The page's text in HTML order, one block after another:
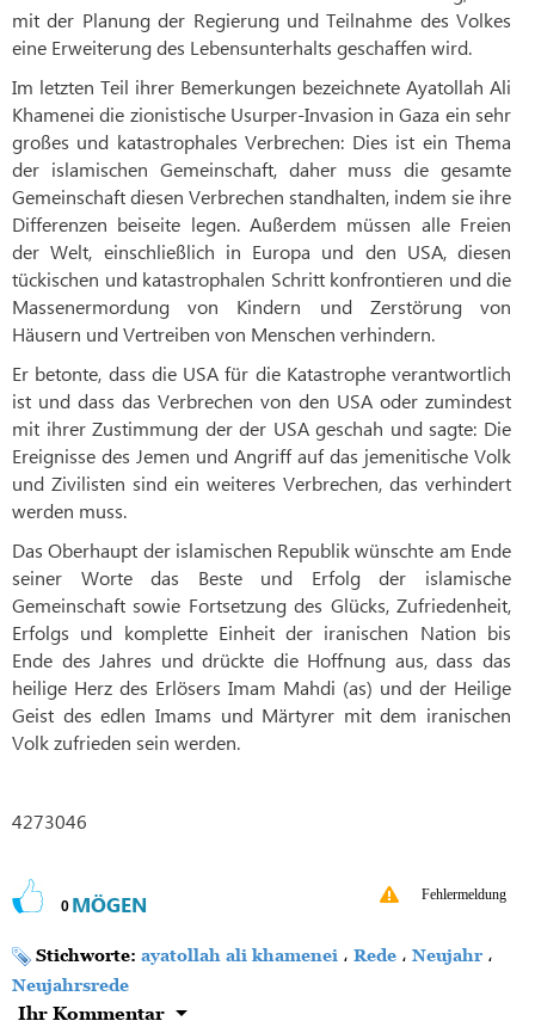
mit der Planung der Regierung und Teilnahme des Volkes
eine Erweiterung des Lebensunterhalts geschaffen wird.
Im letzten Teil ihrer Bemerkungen bezeichnete Ayatollah Ali
Khamenei die zionistische Usurper-Invasion in Gaza ein sehr
großes und katastrophales Verbrechen: Dies ist ein Thema
der islamischen Gemeinschaft, daher muss die gesamte
Gemeinschaft diesen Verbrechen standhalten, indem sie ihre
Differenzen beiseite legen. Außerdem müssen alle Freien
der Welt, einschließlich in Europa und den USA, diesen
tückischen und katastrophalen Schritt konfrontieren und die
Massenermordung von Kindern und Zerstörung von
Häusern und Vertreiben von Menschen verhindern.
Er betonte, dass die USA für die Katastrophe verantwortlich
ist und dass das Verbrechen von den USA oder zumindest
mit ihrer Zustimmung der der USA geschah und sagte: Die
Ereignisse des Jemen und Angriff auf das jemenitische Volk
und Zivilisten sind ein weiteres Verbrechen, das verhindert
werden muss.
Das Oberhaupt der islamischen Republik wünschte am Ende
seiner Worte das Beste und Erfolg der islamische
Gemeinschaft sowie Fortsetzung des Glücks, Zufriedenheit,
Erfolgs und komplette Einheit der iranischen Nation bis
Ende des Jahres und drückte die Hoffnung aus, dass das
heilige Herz des Erlösers Imam Mahdi (as) und der Heilige
Geist des edlen Imams und Märtyrer mit dem iranischen
Volk zufrieden sein werden.
4273046
0 MÖGEN Fehlermeldung
Stichworte: ayatollah ali khamenei ، Rede ، Neujahr ،
Neujahrsrede
Ihr Kommentar